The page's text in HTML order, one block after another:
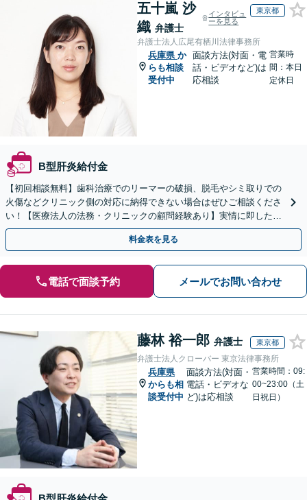
五十嵐 沙
織 弁護士
インタビュ
ーを見る
東京都
弁護士法人広尾有栖川法律事務所
兵庫県 か
らも相談
受付中
面談方法(対面・電
話・ビデオなど)は
応相談
営業時
間：本日
定休日
B型肝炎給付金
【初回相談無料】歯科治療でのリーマーの破損、脱毛やシミ取りでの
火傷などクリニック側の対応に納得できない場合はぜひご相談くださ
い！【医療法人の法務・クリニックの顧問経験あり】実情に即したア
ドバイスで、納得のできるトラブルの解決を目指します。
料金表を見る
電話で面談予約 メールでお問い合わせ
藤林 裕一郎 弁護士 東京都
弁護士法人クローバー 東京法律事務所
兵庫県
からも相
談受付中
面談方法(対面・
電話・ビデオな
ど)は応相談
営業時間：09:
00~23:00（土
日祝日）